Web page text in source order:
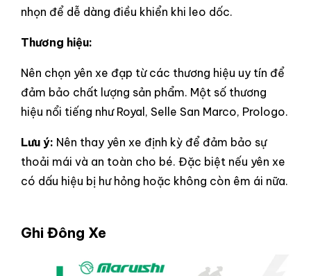
nhọn để dễ dàng điều khiển khi leo dốc.
Thương hiệu:
Nên chọn yên xe đạp từ các thương hiệu uy tín để
đảm bảo chất lượng sản phẩm. Một số thương
hiệu nổi tiếng như Royal, Selle San Marco, Prologo.
Lưu ý: Nên thay yên xe định kỳ để đảm bảo sự
thoải mái và an toàn cho bé. Đặc biệt nếu yên xe
có dấu hiệu bị hư hỏng hoặc không còn êm ái nữa.
Ghi Đông Xe